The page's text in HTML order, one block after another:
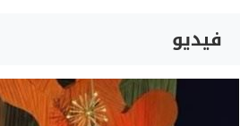
فيديو